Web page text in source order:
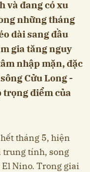
và đang có xu
những tháng
dài sang đầu
gia tăng nguy
nhập mặn, đặc
Cửu Long -
trọng điểm của
tháng 5, hiện
trung tính, song
Nino. Trong giai